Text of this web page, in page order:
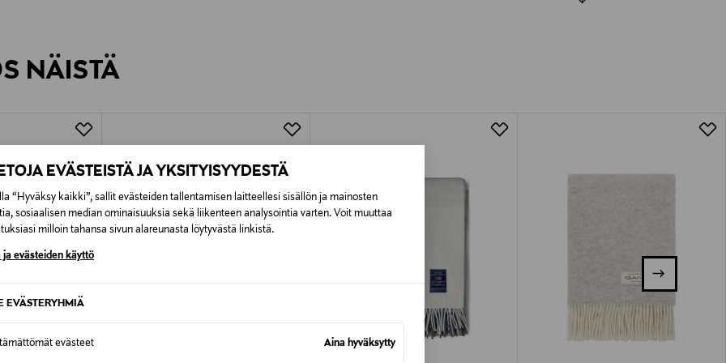
EVÄSTEISTÄ JA YKSITYISYYDESTÄ
“Hyväksy kaikki”, sallit evästeiden tallentamisen laitteellesi sisällön ja mainosten
sosiaalisen median ominaisuuksia sekä liikenteen analysointia varten. Voit muuttaa
milloin tahansa sivun alareunasta löytyvästä linkistä.
ja evästeiden käyttö
EVÄSTERYHMIÄ
evästeet Aina hyväksytty
Alk. 6,90 €, kun toimitus on saatavilla valittuun osoitteeseen.
NÄISTÄ